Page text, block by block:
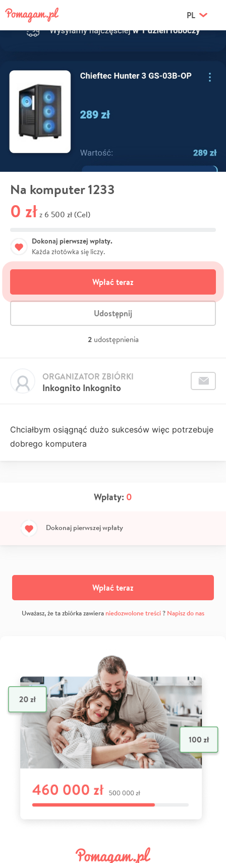
PL
Na komputer 1233
0 zł z 6 500 zł (Cel)
Dokonaj pierwszej wpłaty.
Każda złotówka się liczy.
Wpłać teraz
Udostępnij
2 udostępnienia
Inkognito Inkognito
ORGANIZATOR ZBIÓRKI
Chciałbym osiągnąć dużo sukcesów więc potrzebuje
dobrego komputera
Wpłaty: 0
Dokonaj pierwszej wpłaty
Wpłać teraz
Uważasz, że ta zbiórka zawiera niedozwolone treści? Napisz do nas